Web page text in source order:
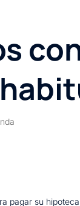
pagar su